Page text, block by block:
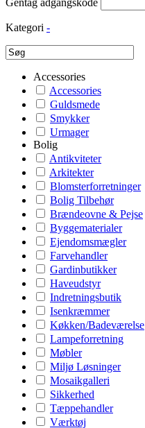
Gentag adgangskode
Kategori -
Accessories
Accessories
Guldsmede
Smykker
Urmager
Bolig
Antikviteter
Arkitekter
Blomsterforretninger
Bolig Tilbehør
Brændeovne & Pejse
Byggematerialer
Ejendomsmægler
Farvehandler
Gardinbutikker
Haveudstyr
Indretningsbutik
Isenkræmmer
Køkken/Badeværelse
Lampeforretning
Møbler
Miljø Løsninger
Mosaikgalleri
Sikkerhed
Tæppehandler
Værktøj